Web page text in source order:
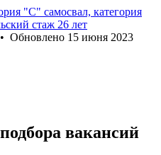
"С" самосвал, категория
стаж 26 лет
• Обновлено 15 июня 2023
вакансий